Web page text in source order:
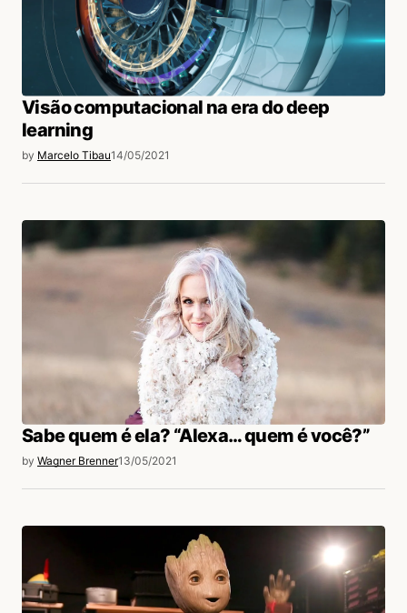
Visão computacional na era do deep
learning
by Marcelo Tibau14/05/2021
Sabe quem é ela? “Alexa… quem é você?”
by Wagner Brenner13/05/2021